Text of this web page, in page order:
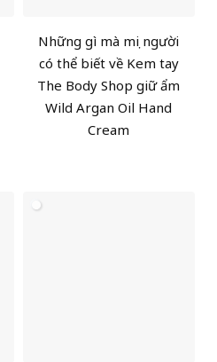
Những gì mà mọi người
có thể biết về Kem tay
The Body Shop giữ ẩm
Wild Argan Oil Hand
Cream